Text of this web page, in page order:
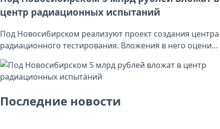
центр радиационных испытаний
Под Новосибирском реализуют проект создания центра
радиационного тестирования. Вложения в него оцени...
Последние новости